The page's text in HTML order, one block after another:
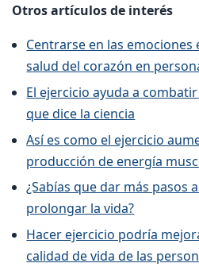
Otros artículos de interés
Centrarse en las emociones
salud del corazón en
El ejercicio ayuda a
que dice la ciencia
Así es como el ejercicio
producción de energía
¿Sabías que dar más pasos
prolongar la vida?
Hacer ejercicio podría
calidad de vida de las